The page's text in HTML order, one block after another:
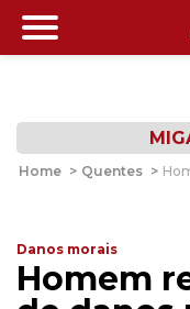
Home > Quentes >
Danos morais
Homem